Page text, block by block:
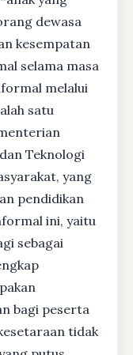
dewasa
kesempatan
selama masa
melalui
satu
Teknologi
yang
pendidikan
ini, yaitu
sebagai
bagi peserta
tidak